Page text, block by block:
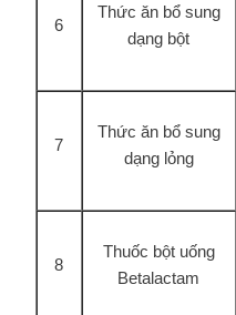
6
Thức ăn bổ sung
dạng bột
7
Thức ăn bổ sung
dạng lỏng
8
Thuốc bột uống
Betalactam